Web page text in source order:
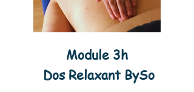
Module 3h
Dos Relaxant BySo